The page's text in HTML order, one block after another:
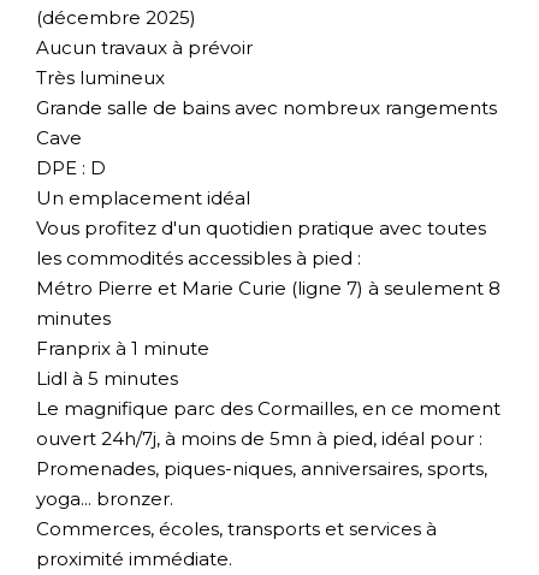
(décembre 2025)
Aucun travaux à prévoir
Très lumineux
Grande salle de bains avec nombreux rangements
Cave
DPE : D
Un emplacement idéal
Vous profitez d'un quotidien pratique avec toutes
les commodités accessibles à pied :
Métro Pierre et Marie Curie (ligne 7) à seulement 8
minutes
Franprix à 1 minute
Lidl à 5 minutes
Le magnifique parc des Cormailles, en ce moment
ouvert 24h/7j, à moins de 5mn à pied, idéal pour :
Promenades, piques-niques, anniversaires, sports,
yoga... bronzer.
Commerces, écoles, transports et services à
proximité immédiate.